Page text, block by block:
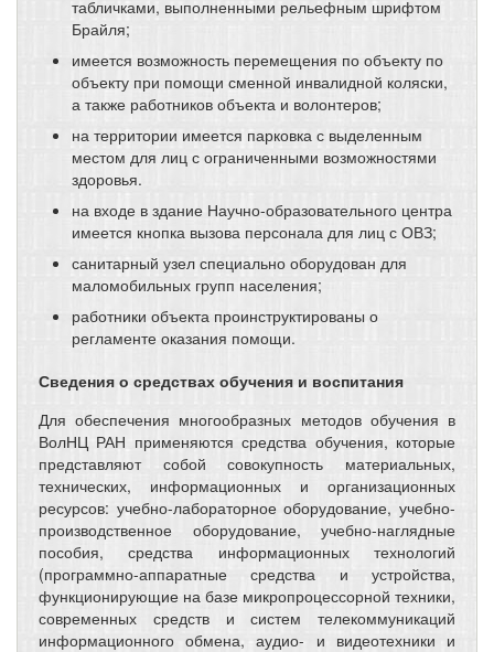
табличками, выполненными рельефным шрифтом
Брайля;
имеется возможность перемещения по объекту по
объекту при помощи сменной инвалидной коляски,
а также работников объекта и волонтеров;
на территории имеется парковка с выделенным
местом для лиц с ограниченными возможностями
здоровья.
на входе в здание Научно-образовательного центра
имеется кнопка вызова персонала для лиц с ОВЗ;
санитарный узел специально оборудован для
маломобильных групп населения;
работники объекта проинструктированы о
регламенте оказания помощи.
Сведения о средствах обучения и воспитания
Для обеспечения многообразных методов обучения в
ВолНЦ РАН применяются средства обучения, которые
представляют собой совокупность материальных,
технических, информационных и организационных
ресурсов: учебно-лабораторное оборудование, учебно-
производственное оборудование, учебно-наглядные
пособия, средства информационных технологий
(программно-аппаратные средства и устройства,
функционирующие на базе микропроцессорной техники,
современных средств и систем телекоммуникаций
информационного обмена, аудио- и видеотехники и